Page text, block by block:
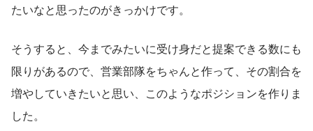
たいなと思ったのがきっかけです。
そうすると、今までみたいに受け身だと提案できる数にも
限りがあるので、営業部隊をちゃんと作って、その割合を
増やしていきたいと思い、このようなポジションを作りま
した。